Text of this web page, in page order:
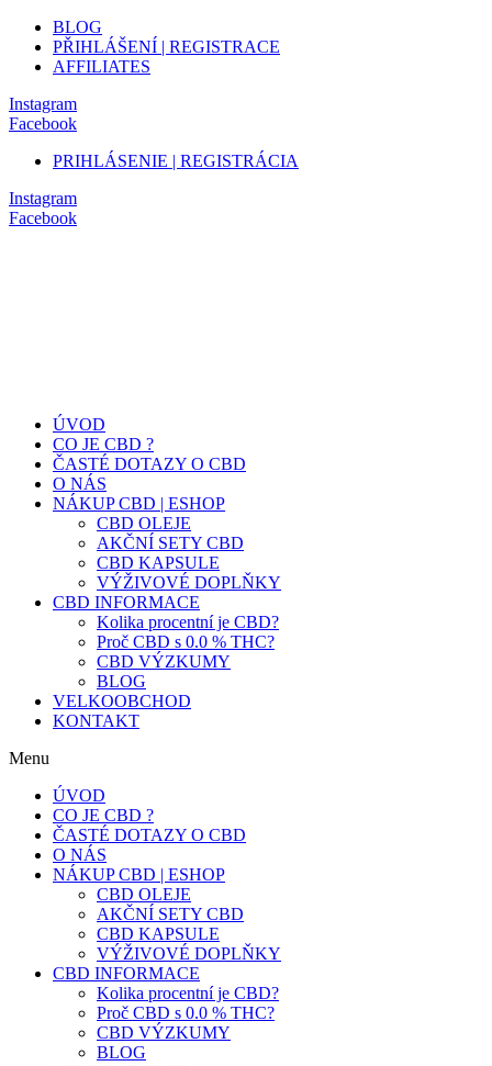
BLOG
PŘIHLÁŠENÍ | REGISTRACE
AFFILIATES
Instagram
Facebook
PRIHLÁSENIE | REGISTRÁCIA
Instagram
Facebook
ÚVOD
CO JE CBD ?
ČASTÉ DOTAZY O CBD
O NÁS
NÁKUP CBD | ESHOP
CBD OLEJE
AKČNÍ SETY CBD
CBD KAPSULE
VÝŽIVOVÉ DOPLŇKY
CBD INFORMACE
Kolika procentní je CBD?
Proč CBD s 0.0 % THC?
CBD VÝZKUMY
BLOG
VELKOOBCHOD
KONTAKT
Menu
ÚVOD
CO JE CBD ?
ČASTÉ DOTAZY O CBD
O NÁS
NÁKUP CBD | ESHOP
CBD OLEJE
AKČNÍ SETY CBD
CBD KAPSULE
VÝŽIVOVÉ DOPLŇKY
CBD INFORMACE
Kolika procentní je CBD?
Proč CBD s 0.0 % THC?
CBD VÝZKUMY
BLOG